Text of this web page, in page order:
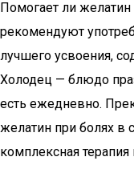
Помогает ли желатин
рекомендуют
лучшего усвоения,
Холодец — блюдо
есть ежедневно.
желатин при болях в
комплексная